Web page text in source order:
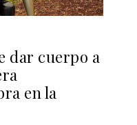
dar cuerpo a
en la